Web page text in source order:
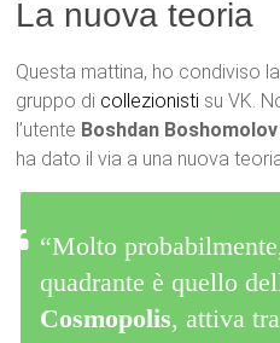
La nuova teoria
Questa mattina, ho condiviso
gruppo di collezionisti su VK.
l’utente Boshdan Boshomolov
ha dato il via a una nuova
“Molto
quadrante è quello
Cosmopolis, attiva